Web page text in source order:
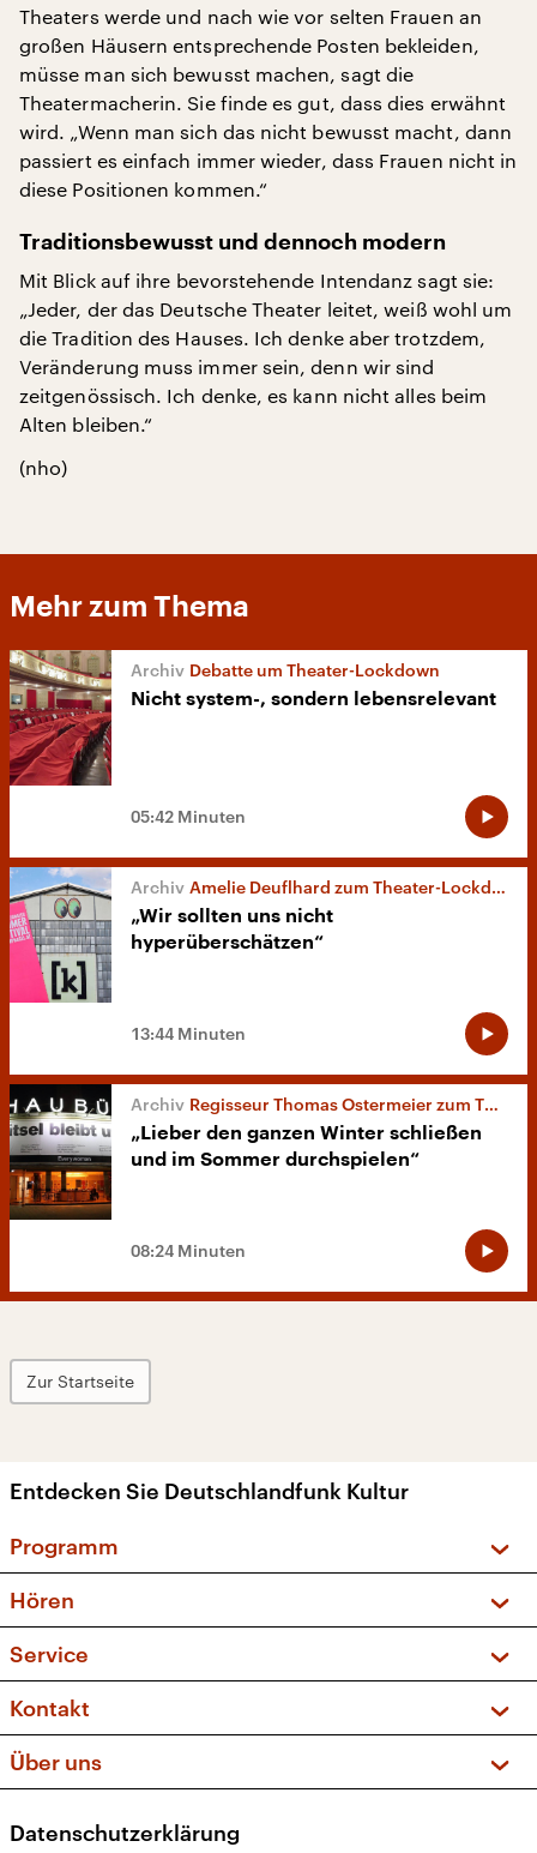
Theaters werde und nach wie vor selten Frauen an
großen Häusern entsprechende Posten bekleiden,
müsse man sich bewusst machen, sagt die
Theatermacherin. Sie finde es gut, dass dies erwähnt
wird. „Wenn man sich das nicht bewusst macht, dann
passiert es einfach immer wieder, dass Frauen nicht in
diese Positionen kommen.“
Traditionsbewusst und dennoch modern
Mit Blick auf ihre bevorstehende Intendanz sagt sie:
„Jeder, der das Deutsche Theater leitet, weiß wohl um
die Tradition des Hauses. Ich denke aber trotzdem,
Veränderung muss immer sein, denn wir sind
zeitgenössisch. Ich denke, es kann nicht alles beim
Alten bleiben.“
(nho)
Mehr zum Thema
Debatte um Theater-Lockdown
Nicht system-, sondern lebensrelevant
05:42 Minuten
Amelie Deuflhard zum Theater-Lockdown
„Wir sollten uns nicht
hyperüberschätzen“
13:44 Minuten
Regisseur Thomas Ostermeier zum Theater-Lockdown
„Lieber den ganzen Winter schließen
und im Sommer durchspielen“
08:24 Minuten
Zur Startseite
Entdecken Sie Deutschlandfunk Kultur
Programm
Sendungen und Podcasts
Musikliste
Kakadu – Das Kinderprogramm
Hören
Frequenzen (UKW + DAB+)
Service
FAQ
Apps
Newsletter
Kontakt
Social Media
Über uns
Presse
Datenschutzerklärung